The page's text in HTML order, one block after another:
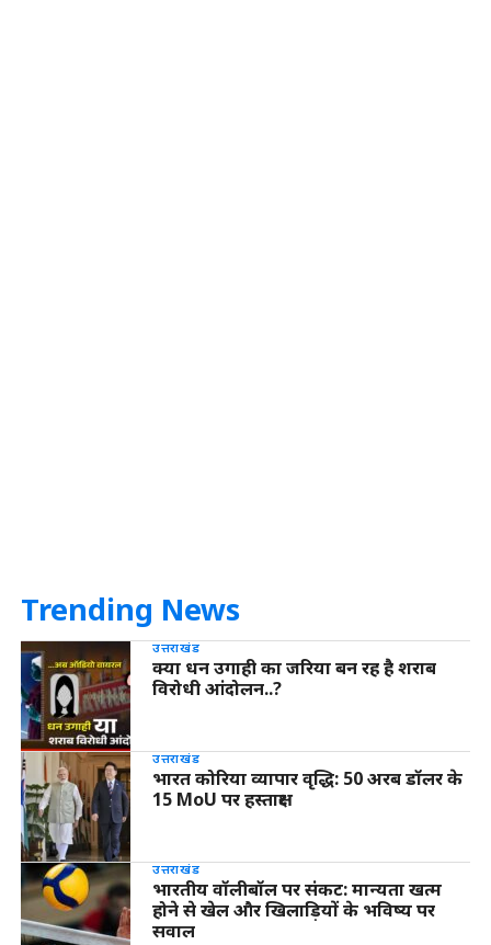
Trending News
उत्तराखंड
क्या धन उगाही का जरिया बन रह है शराब
विरोधी आंदोलन..?
उत्तराखंड
भारत कोरिया व्यापार वृद्धि: 50 अरब डॉलर के
15 MoU पर हस्ताक्षर
उत्तराखंड
भारतीय वॉलीबॉल पर संकट: मान्यता खत्म
होने से खेल और खिलाड़ियों के भविष्य पर
सवाल